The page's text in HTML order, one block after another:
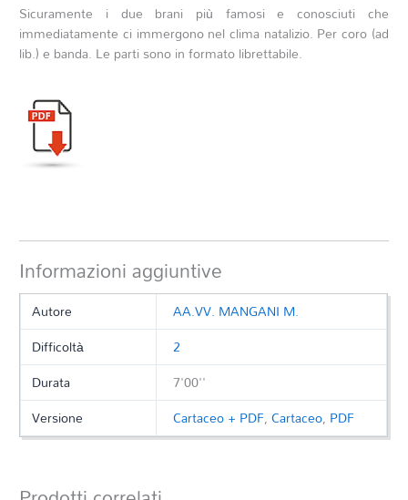
Sicuramente i due brani più famosi e conosciuti che
immediatamente ci immergono nel clima natalizio. Per coro (ad
lib.) e banda. Le parti sono in formato librettabile.
Informazioni aggiuntive
Autore
AA.VV. MANGANI M.
Difficoltà
2
Durata
7'00''
Versione
Cartaceo + PDF,Cartaceo, PDF